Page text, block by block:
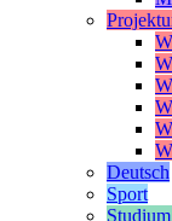
Deutsch
Sport